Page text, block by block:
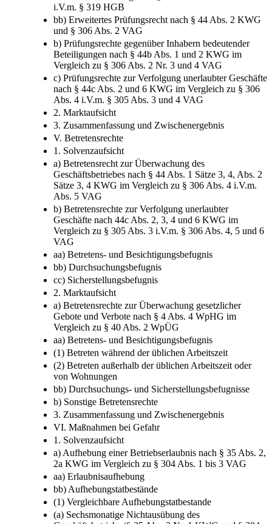
aa) Teilnahme an einer vom Versicherungsunternehmen
veranlassten Prüfung nach § 306 Abs. 1 Nr. 2 VAG
i.V.m. § 319 HGB
bb) Erweitertes Prüfungsrecht nach § 44 Abs. 2 KWG
und § 306 Abs. 2 VAG
b) Prüfungsrechte gegenüber Inhabern bedeutender
Beteiligungen nach § 44b Abs. 1 und 2 KWG im
Vergleich zu § 306 Abs. 2 Nr. 3 und 4 VAG
c) Prüfungsrechte zur Verfolgung unerlaubter Geschäfte
nach § 44c Abs. 2 und 6 KWG im Vergleich zu § 306
Abs. 4 i.V.m. § 305 Abs. 3 und 4 VAG
2. Marktaufsicht
3. Zusammenfassung und Zwischenergebnis
V. Betretensrechte
1. Solvenzaufsicht
a) Betretensrecht zur Überwachung des
Geschäftsbetriebes nach § 44 Abs. 1 Sätze 3, 4, Abs. 2
Sätze 3, 4 KWG im Vergleich zu § 306 Abs. 4 i.V.m.
Abs. 5 VAG
b) Betretensrechte zur Verfolgung unerlaubter
Geschäfte nach 44c Abs. 2, 3, 4 und 6 KWG im
Vergleich zu § 305 Abs. 3 i.V.m. § 306 Abs. 4, 5 und 6
VAG
aa) Betretens- und Besichtigungsbefugnis
bb) Durchsuchungsbefugnis
cc) Sicherstellungsbefugnis
2. Marktaufsicht
a) Betretensrechte zur Überwachung gesetzlicher
Gebote und Verbote nach § 4 Abs. 4 WpHG im
Vergleich zu § 40 Abs. 2 WpÜG
aa) Betretens- und Besichtigungsbefugnis
(1) Betreten während der üblichen Arbeitszeit
(2) Betreten außerhalb der üblichen Arbeitszeit oder
von Wohnungen
bb) Durchsuchungs- und Sicherstellungsbefugnisse
b) Sonstige Betretensrechte
3. Zusammenfassung und Zwischenergebnis
VI. Maßnahmen bei Gefahr
1. Solvenzaufsicht
a) Aufhebung einer Betriebserlaubnis nach § 35 Abs. 2,
2a KWG im Vergleich zu § 304 Abs. 1 bis 3 VAG
aa) Erlaubnisaufhebung
bb) Aufhebungstatbestände